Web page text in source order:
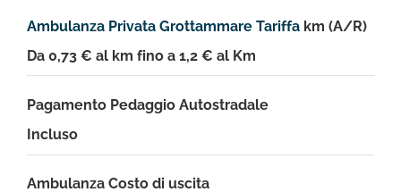
Ambulanza Privata Grottammare Tariffa km (A/R)
Da 0,73 € al km fino a 1,2 € al Km
Pagamento Pedaggio Autostradale
Incluso
Ambulanza Costo di uscita